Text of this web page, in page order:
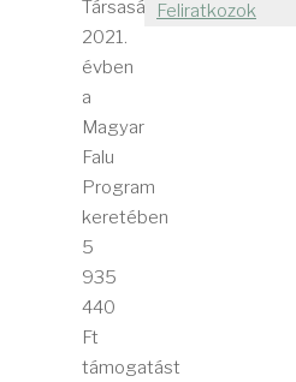
Társaság
2021.
évben
a
Magyar
Falu
Program
keretében
5
935
440
Ft
támogatást
Feliratkozok